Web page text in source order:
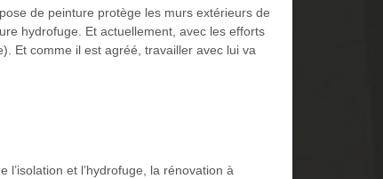
de peinture protège les murs extérieurs de
hydrofuge. Et actuellement, avec les efforts
Et comme il est agréé, travailler avec lui va
et l’hydrofuge, la rénovation à